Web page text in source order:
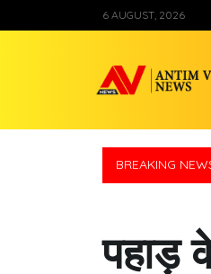
to
6 AUGUST, 2026
Antim
BREAKING
पहाड़